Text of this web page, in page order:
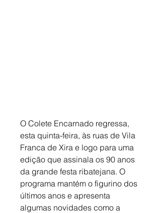
O Colete Encarnado regressa,
esta quinta-feira, às ruas de Vila
Franca de Xira e logo para uma
edição que assinala os 90 anos
da grande festa ribatejana. O
programa mantém o figurino dos
últimos anos e apresenta
algumas novidades como a